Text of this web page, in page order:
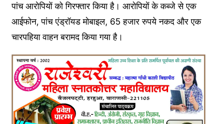
पांच आरोपियों को गिरफ्तार किया है। आरोपियों के कब्जे से एक
आईफोन, पांच एंड्रॉयड मोबाइल, 65 हजार रुपये नकद और एक
चारपहिया वाहन बरामद किया गया है।